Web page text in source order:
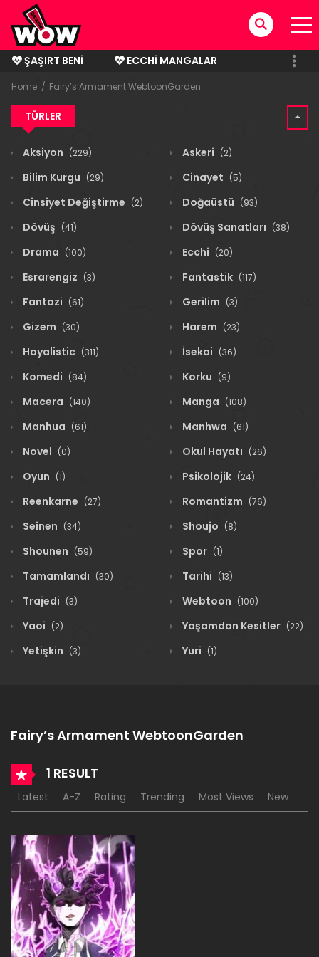
ŞAŞIRT BENI
ECCHI MANGALAR
BITMIŞ MANGALAR
Home Fairy’s Armament WebtoonGarden
TÜRLER
Aksiyon (229) Askeri (2)
Bilim Kurgu (29) Cinayet (5)
Cinsiyet Değiştirme (2) Doğaüstü (93)
Dövüş (41) Dövüş Sanatları (38)
Drama (100) Ecchi (20)
Esrarengiz (3) Fantastik (117)
Fantazi (61) Gerilim (3)
Gizem (30) Harem (23)
Hayalistic (311) İsekai (36)
Komedi (84) Korku (9)
Macera (140) Manga (108)
Manhua (61) Manhwa (61)
Novel (0) Okul Hayatı (26)
Oyun (1) Psikolojik (24)
Reenkarne (27) Romantizm (76)
Seinen (34) Shoujo (8)
Shounen (59) Spor (1)
Tamamlandı (30) Tarihi (13)
Trajedi (3) Webtoon (100)
Yaoi (2) Yaşamdan Kesitler (22)
Yetişkin (3) Yuri (1)
Fairy’s Armament WebtoonGarden
1 RESULT
Latest A-Z Rating Trending Most Views New